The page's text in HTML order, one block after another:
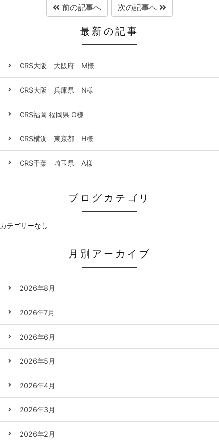
前の記事へ 次の記事へ
最新の記事
CRS大阪 大阪府 M様
CRS大阪 兵庫県 N様
CRS福岡 福岡県 O様
CRS横浜 東京都 H様
CRS千葉 埼玉県 A様
ブログカテゴリ
カテゴリーなし
月別アーカイブ
2026年8月
2026年7月
2026年6月
2026年5月
2026年4月
2026年3月
2026年2月